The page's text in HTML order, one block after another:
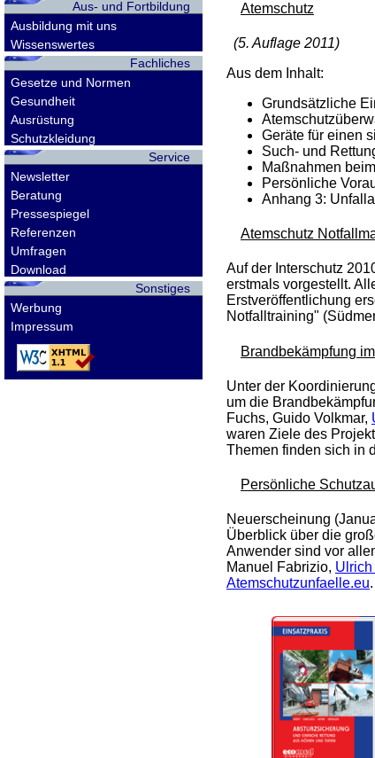
Aus- und Fortbildung
Ausbildung mit uns
Wissenswertes
Fachliches
Gesetze und Normen
Gesundheit
Ausrüstung
Schutzkleidung
Service
Newsletter
Beratung
Pressespiegel
Referenzen
Umfragen
Download
Sonstiges
Werbung
Impressum
Atemschutz
(5. Auflage 2011)
Aus dem Inhalt:
Grundsätzliche
Geräte für einen
Such- und
Maßnahmen
Persönliche
Anhang 3:
Atemschutz
Auf der Interschutz
erstmals vorgestellt.
Erstveröffentlichung
Notfalltraining"
Brandbekämpfung
Unter der
um die
Fuchs, Guido Volkmar,
waren Ziele des
Themen finden sich in
Persönliche
Neuerscheinung
Überblick über die
Anwender sind vor
Manuel Fabrizio,
Atemschutzunfaelle.eu